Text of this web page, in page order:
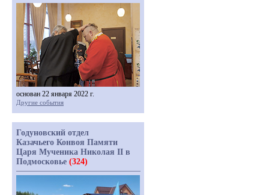
основан 22 января 2022 г.
Другие события
Годуновский отдел
Казачьего Конвоя Памяти
Царя Мученика Николая II в
Подмосковье (324)